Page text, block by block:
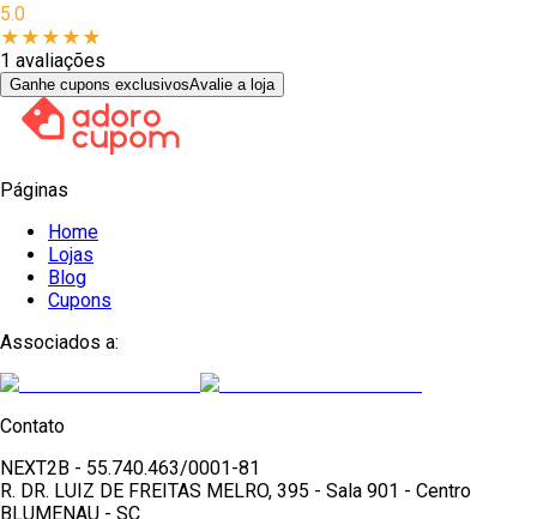
5.0
★ ★ ★ ★ ★
1 avaliações
Ganhe cupons exclusivosAvalie a loja
Páginas
Home
Lojas
Blog
Cupons
Associados a:
Contato
NEXT2B - 55.740.463/0001-81
R. DR. LUIZ DE FREITAS MELRO, 395 - Sala 901 - Centro
BLUMENAU - SC